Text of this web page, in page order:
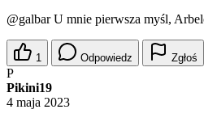
@galbarU mnie pierwsza myśl,
1 Odpowiedz Zgłoś
P
Pikini19
4 maja 2023